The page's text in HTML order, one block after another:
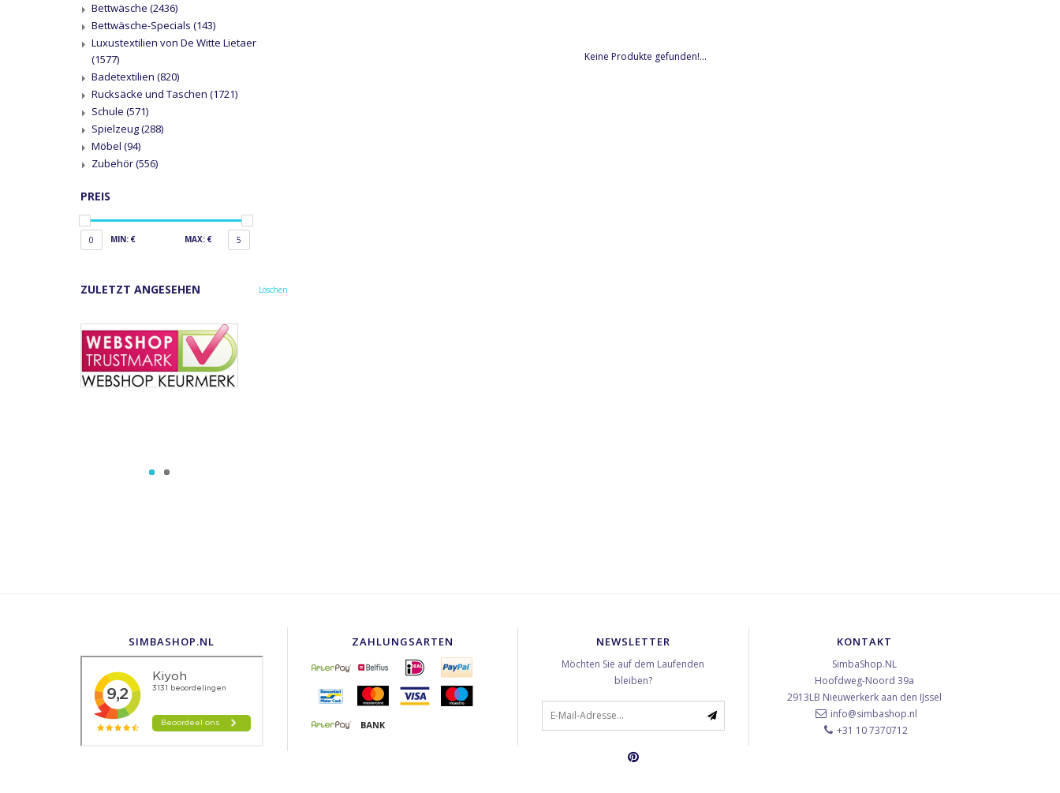
Bettwäsche (2436)
Bettwäsche-Specials (143)
Luxustextilien von De Witte Lietaer
(1577)
Badetextilien (820)
Rucksäcke und Taschen (1721)
Schule (571)
Spielzeug(288)
Möbel (94)
Zubehör(556)
PREIS
0 MIN: € MAX: € 5
ZULETZT ANGESEHEN Löschen
Keine Produkte gefunden!...
SIMBASHOP.NL ZAHLUNGSARTEN NEWSLETTER
Möchten Sie auf dem Laufenden
bleiben?
KONTAKT
SimbaShop.NL
Hoofdweg-Noord 39a
2913LB Nieuwerkerk aan den IJssel
info@simbashop.nl
+31 10 7370712